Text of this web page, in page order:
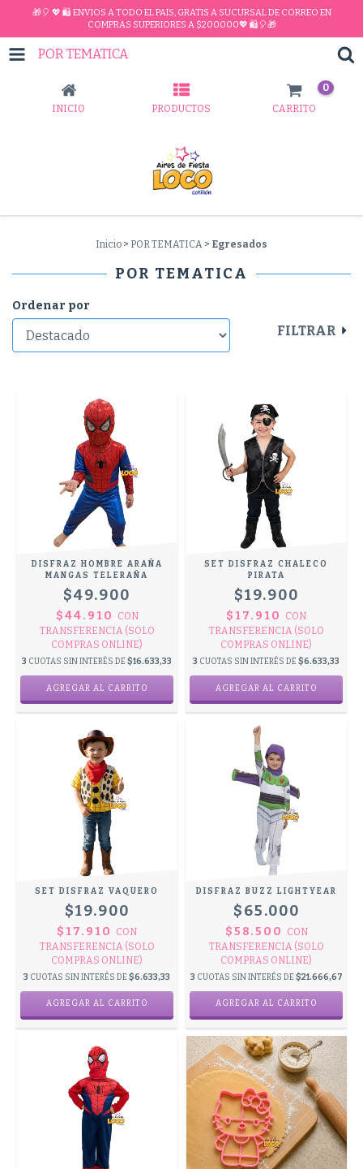
🎁🎈 💖 🛍 ENVIOS A TODO EL PAIS, GRATIS A SUCURSAL DE CORREO EN
COMPRAS SUPERIORES A $200.000💖 🛍🎈🎁
POR TEMATICA
INICIO PRODUCTOS CARRITO
0
Inicio > POR TEMATICA > Egresados
POR TEMATICA
Ordenar por
FILTRAR
DISFRAZ HOMBRE ARAÑA
MANGAS TELERAÑA
$49.900
$44.910
CON
TRANSFERENCIA (SOLO
COMPRAS ONLINE)
3 CUOTAS SIN INTERÉS DE $16.633,33
SET DISFRAZ CHALECO
PIRATA
$19.900
$17.910
CON
TRANSFERENCIA (SOLO
COMPRAS ONLINE)
3 CUOTAS SIN INTERÉS DE $6.633,33
SET DISFRAZ VAQUERO
$19.900
$17.910
CON
TRANSFERENCIA (SOLO
COMPRAS ONLINE)
3 CUOTAS SIN INTERÉS DE $6.633,33
AGREGAR AL CARRITO
DISFRAZ BUZZ LIGHTYEAR
$65.000
$58.500
CON
TRANSFERENCIA (SOLO
COMPRAS ONLINE)
3 CUOTAS SIN INTERÉS DE $21.666,67
AGREGAR AL CARRITO